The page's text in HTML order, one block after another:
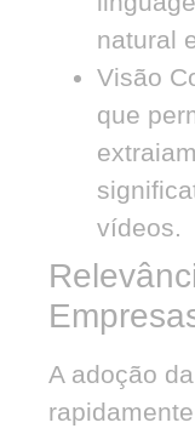
natural
Visão
que
vídeos.
A adoção